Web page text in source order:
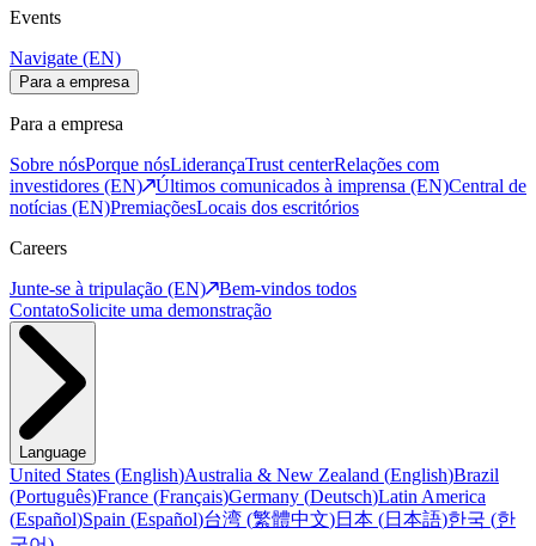
Events
Navigate (EN)
Para a empresa
Para a empresa
Sobre nósPorque nósLiderançaTrust centerRelações com
investidores (EN)
Últimos comunicados à imprensa (EN)Central de
notícias (EN)PremiaçõesLocais dos escritórios
Careers
Junte-se à tripulação (EN)
Bem-vindos todos
ContatoSolicite uma demonstração
Language
United States (English)Australia & New Zealand (English)Brazil
(Português)France (Français)Germany (Deutsch)Latin America
(Español)Spain (Español)台湾 (繁體中文)日本 (日本語)한국 (한